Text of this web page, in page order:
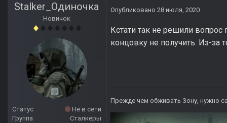
Stalker_Одиночка
Новичок
Статус
Не в сети
Группа
Сталкеры
Опубликовано 28 июля, 2020
Кстати так не решили
концовку не получить. Из-за
Прежде чем обживать Зону, нужно